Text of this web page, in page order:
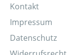
Kontakt
Impressum
Datenschutz